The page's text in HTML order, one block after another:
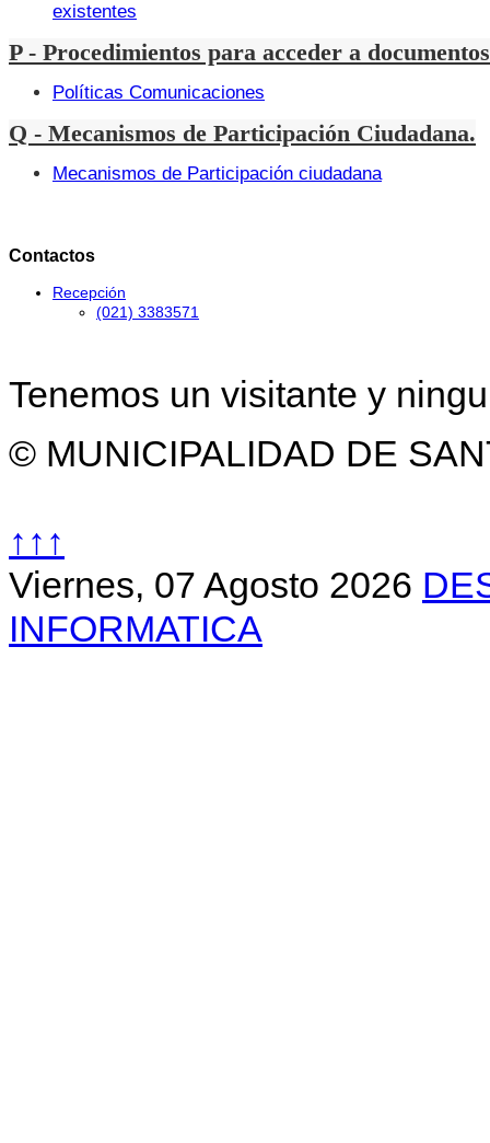
existentes
P - Procedimientos para acceder a
Políticas Comunicaciones
Q - Mecanismos de Participación Ciudadana.
Mecanismos de Participación ciudadana
Contactos
Recepción
(021) 3383571
Tenemos un visitante y
© MUNICIPALIDAD DE
↑↑↑
Viernes, 07 Agosto 2026
INFORMATICA